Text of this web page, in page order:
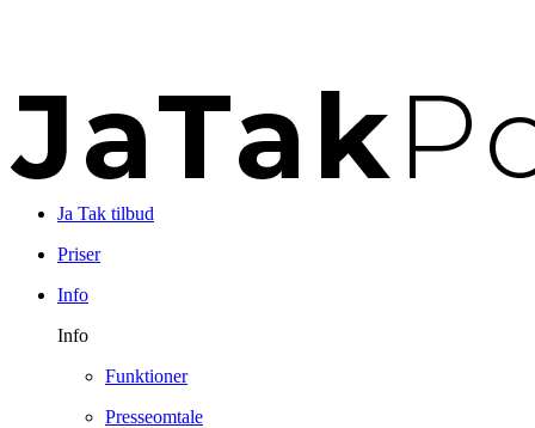
Ja Tak tilbud
Priser
Info
Info
Funktioner
Presseomtale